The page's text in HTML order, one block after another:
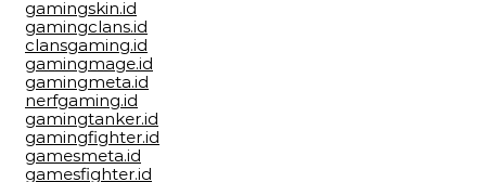
gamingskin.id
gamingclans.id
clansgaming.id
gamingmage.id
gamingmeta.id
nerfgaming.id
gamingtanker.id
gamingfighter.id
gamesmeta.id
gamesfighter.id